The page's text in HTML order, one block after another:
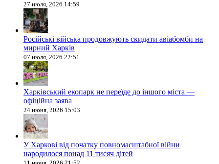
27 июля, 2026 14:59
Російські війська продовжують скидати авіабомби на
мирний Харків
07 июля, 2026 22:51
Харківський екопарк не переїде до іншого міста —
офіційна заява
24 июня, 2026 15:03
У Харкові від початку повномасштабної війни
народилося понад 11 тисяч дітей